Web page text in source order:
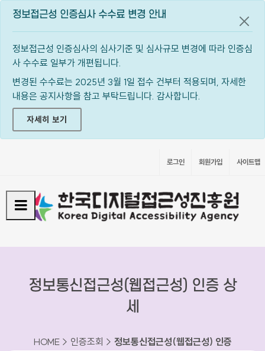
정보접근성 인증심사 수수료 변경 안내
정보접근성 인증심사의 심사기준 및 심사규모 변경에 따라 인증심
사 수수료 일부가 개편됩니다.
변경된 수수료는 2025년 3월 1일 접수 건부터 적용되며, 자세한
내용은 공지사항을 참고 부탁드립니다. 감사합니다.
자세히 보기
공지
로그인 회원가입 사이트맵
정보통신접근성(웹접근성) 인증 상
세
HOME > 인증조회 > 정보통신접근성(웹접근성) 인증